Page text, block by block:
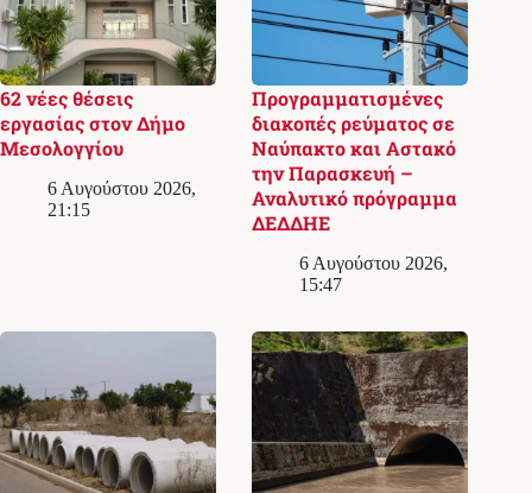
62 νέες θέσεις
εργασίας στον Δήμο
Μεσολογγίου
6 Αυγούστου 2026,
21:15
Προγραμματισμένες
διακοπές ρεύματος σε
Ναύπακτο και Αστακό
την Παρασκευή –
Αναλυτικό πρόγραμμα
ΔΕΔΔΗΕ
6 Αυγούστου 2026,
15:47